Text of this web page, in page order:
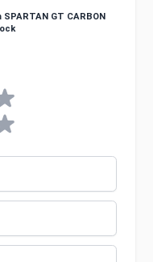
GT CARBON